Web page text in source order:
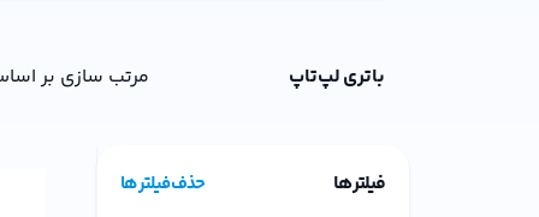
باتری لپ‌تاپ مرتب سازی بر
فیلتر ها حذف فیلتر ها